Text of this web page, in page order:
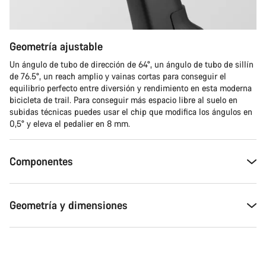
Geometría ajustable
Un ángulo de tubo de dirección de 64°, un ángulo de tubo de sillín
de 76.5°, un reach amplio y vainas cortas para conseguir el
equilibrio perfecto entre diversión y rendimiento en esta moderna
bicicleta de trail. Para conseguir más espacio libre al suelo en
subidas técnicas puedes usar el chip que modifica los ángulos en
0,5° y eleva el pedalier en 8 mm.
Componentes
Geometría y dimensiones